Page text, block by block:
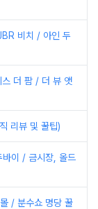
비치 / 아인 두
더 팜 / 더 뷰 앳
리뷰 및 꿀팁)
이 / 금시장, 올드
/ 분수쇼 명당 꿀